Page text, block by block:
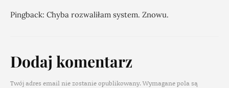
Pingback: Chyba rozwaliłam system. Znowu.
Dodaj komentarz
Twój adres email nie zostanie opublikowany.Wymagane pola są